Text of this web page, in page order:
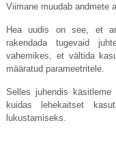
Viimane muudab andmete
Hea uudis on see, et
rakendada tugevaid
vahemikes, et vältida
määratud parameetritele.
Selles juhendis
kuidas lehekaitset
lukustamiseks.